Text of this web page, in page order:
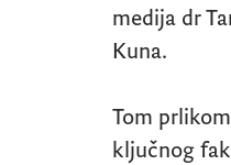
medija dr
Kuna.
Tom
ključnog